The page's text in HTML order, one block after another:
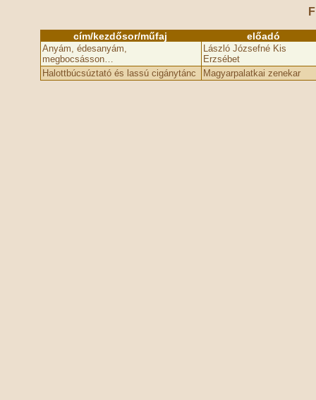
cím/kezdősor/műfaj előadó
Anyám, édesanyám,
megbocsásson…
László Józsefné Kis
Erzsébet
Halottbúcsúztató és lassú cigánytánc
Magyarpalatkai zenekar